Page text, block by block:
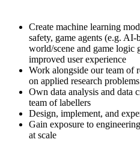
Create machine learning
safety, game agents (e.g.
world/scene and game logic
improved user experience
Work alongside our team of
on applied research problems
Own data analysis and data
team of labellers
Design, implement, and
Gain exposure to
at scale